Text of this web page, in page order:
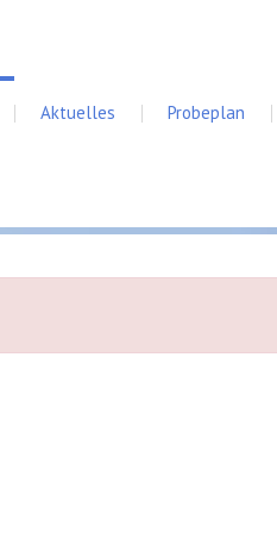
Aktuelles Probeplan